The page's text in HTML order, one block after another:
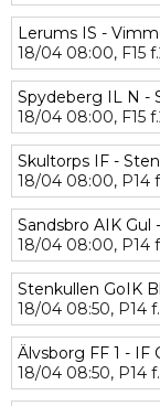
Lerums IS -
18/04 08:00, F15
Spydeberg IL N -
18/04 08:00, F15
Skultorps IF -
18/04 08:00, P14
Sandsbro AIK Gul
18/04 08:00, P14
Stenkullen GoIK
18/04 08:50, P14
Älvsborg FF 1 - IF
18/04 08:50, P14